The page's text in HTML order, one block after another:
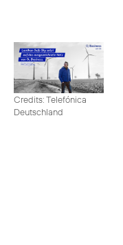
Credits: Telefónica
Deutschland